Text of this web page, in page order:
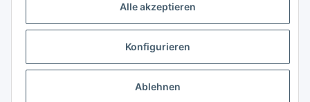
* Alle Preise inkl. gesetzlicher USt., zzgl.Versand
Alle akzeptieren
Konfigurieren
Ablehnen